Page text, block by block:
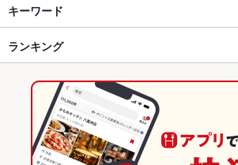
熊本市郊外 × 居酒屋
熊本市郊外 × 洋・和洋・各国料理・その他
光の森駅 × 居酒屋
光の森駅 × 洋・和洋・各国料理・その他
光の森・武蔵ヶ丘・清水・大津 × 居酒屋
光の森・武蔵ヶ丘・清水・大津 × 洋・和洋・
熊本 × 居酒屋
熊本 × 洋・和洋・各国料理・その他
三里木駅
光の森駅
武蔵塚駅
キーワード
エビ料理
ランキング
熊本のグルメランキング
熊本の居酒屋ランキング
熊本市郊外のグルメランキング